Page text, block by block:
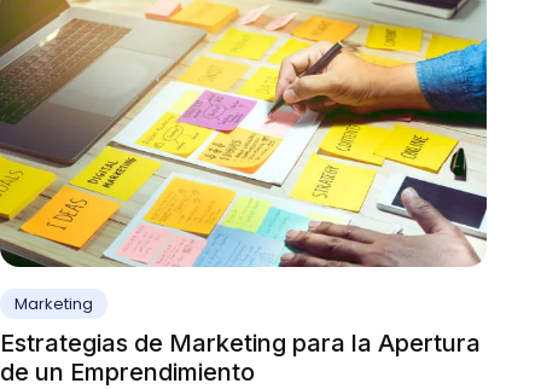
Marketing
Estrategias de Marketing para la Apertura
de un Emprendimiento